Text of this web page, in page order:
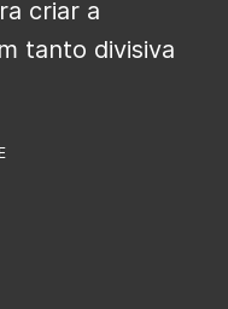
criar a
tanto divisiva